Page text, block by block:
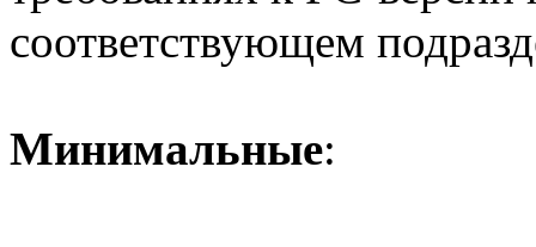
соответствующем
Минимальные: